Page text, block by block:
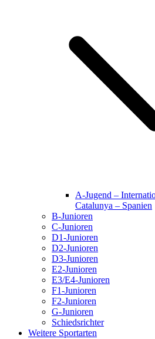
A-Jugend –
Catalunya – Spanien
B-Junioren
C-Junioren
D1-Junioren
D2-Junioren
D3-Junioren
E2-Junioren
E3/E4-Junioren
F1-Junioren
F2-Junioren
G-Junioren
Schiedsrichter
Weitere Sportarten